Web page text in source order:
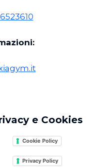
e Cookies
Cookie Policy
Privacy Policy